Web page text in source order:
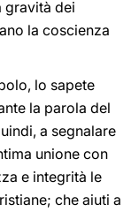
gravità dei
la coscienza
lo sapete
la parola del
a segnalare
unione con
e integrità le
che aiuti a